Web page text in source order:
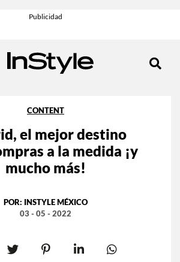
CONTENT
el mejor destino
a la medida ¡y
mucho más!
POR: INSTYLE MÉXICO
03 - 05 - 2022